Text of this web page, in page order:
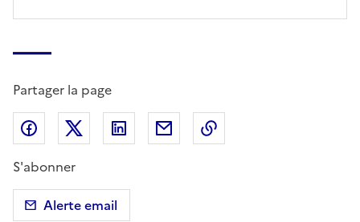
Partager la page
Partager sur Facebook
Partager sur X (anciennement Twitter)
Partager sur LinkedIn
Partager par email
S'abonner
Alerte email